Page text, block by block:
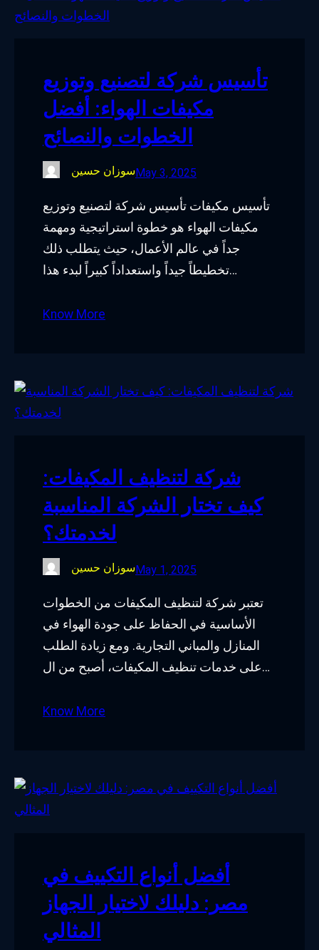
o
e
m
تأسيس شركة لتصنيع وتوزيع
مكيفات الهواء: أفضل
الخطوات والنصائح
سوزان حسينMay 3, 2025
تأسيس مكيفات تأسيس شركة لتصنيع وتوزيع
مكيفات الهواء هو خطوة استراتيجية ومهمة
جداً في عالم الأعمال، حيث يتطلب ذلك
تخطيطاً جيداً واستعداداً كبيراً لبدء هذا…
Know More
شركة لتنظيف المكيفات:
كيف تختار الشركة المناسبة
لخدمتك؟
سوزان حسينMay 1, 2025
تعتبر شركة لتنظيف المكيفات من الخطوات
الأساسية في الحفاظ على جودة الهواء في
المنازل والمباني التجارية. ومع زيادة الطلب
على خدمات تنظيف المكيفات، أصبح من ال…
Know More
أفضل أنواع التكييف في
مصر: دليلك لاختيار الجهاز
المثالي